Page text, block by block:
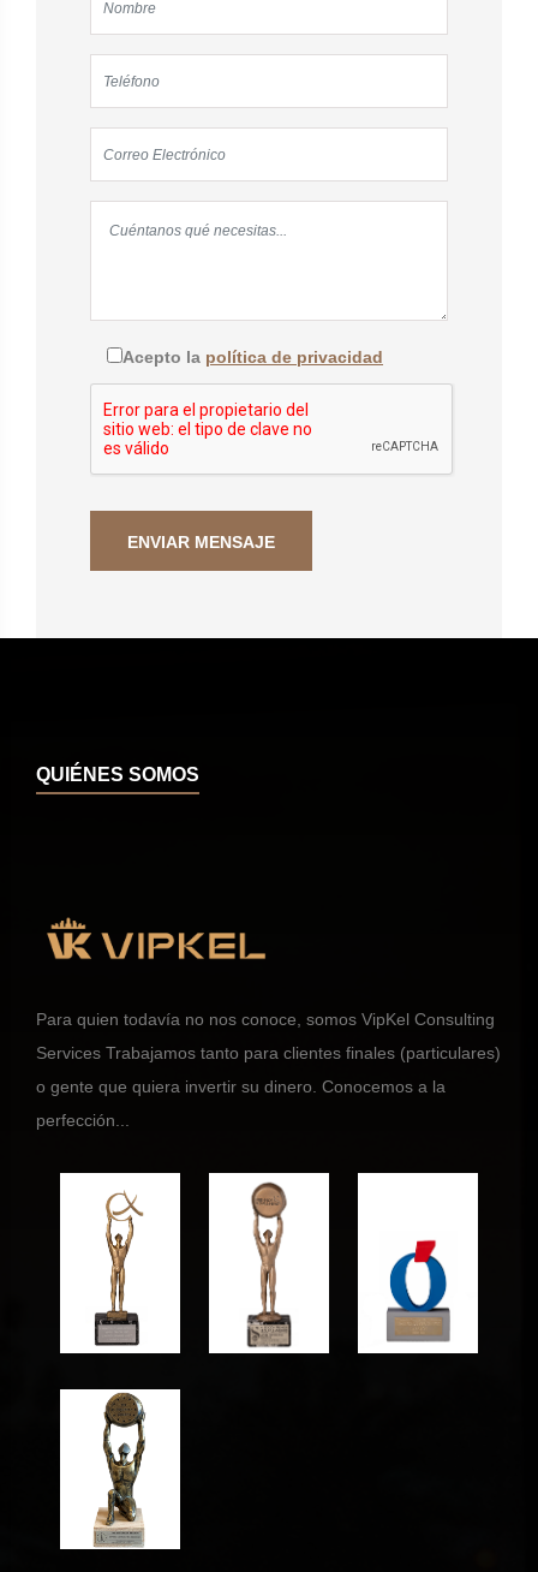
Acepto la política de privacidad
QUIÉNES SOMOS
Para quien todavía no nos conoce, somos VipKel Consulting
Services Trabajamos tanto para clientes finales (particulares)
o gente que quiera invertir su dinero. Conocemos a la
perfección...